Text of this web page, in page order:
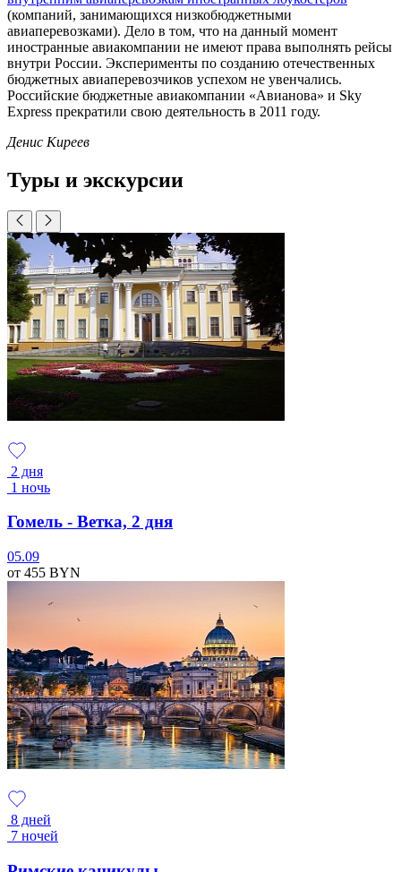
(компаний, занимающихся низкобюджетными
авиаперевозками). Дело в том, что на данный момент
иностранные авиакомпании не имеют права выполнять рейсы
внутри России. Эксперименты по созданию отечественных
бюджетных авиаперевозчиков успехом не увенчались.
Российские бюджетные авиакомпании «Авианова» и Sky
Express прекратили свою деятельность в 2011 году.
Денис Киреев
Туры и экскурсии
2 дня
1 ночь
Гомель - Ветка, 2 дня
05.09
от 455 BYN
8 дней
7 ночей